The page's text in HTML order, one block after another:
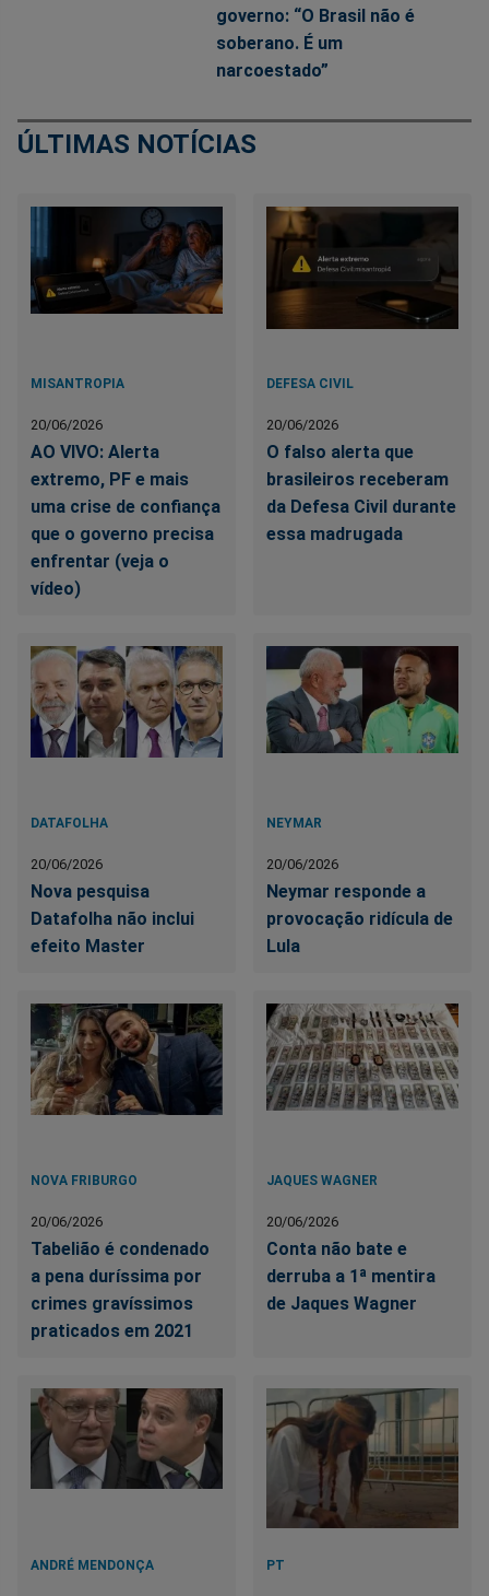
governo: “O Brasil não é
soberano. É um
narcoestado”
ÚLTIMAS NOTÍCIAS
MISANTROPIA
20/06/2026
AO VIVO: Alerta
extremo, PF e mais
uma crise de confiança
que o governo precisa
enfrentar (veja o
vídeo)
DEFESA CIVIL
20/06/2026
O falso alerta que
brasileiros receberam
da Defesa Civil durante
essa madrugada
DATAFOLHA
20/06/2026
Nova pesquisa
Datafolha não inclui
efeito Master
NEYMAR
20/06/2026
Neymar responde a
provocação ridícula de
Lula
NOVA FRIBURGO
20/06/2026
Tabelião é condenado
a pena duríssima por
crimes gravíssimos
praticados em 2021
JAQUES WAGNER
20/06/2026
Conta não bate e
derruba a 1ª mentira
de Jaques Wagner
ANDRÉ MENDONÇA PT